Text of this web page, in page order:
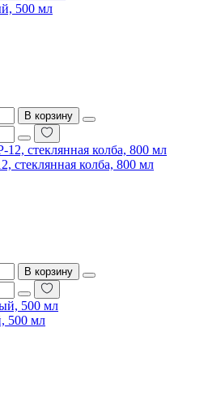
500 мл
В корзину
стеклянная колба, 800 мл
В корзину
500 мл